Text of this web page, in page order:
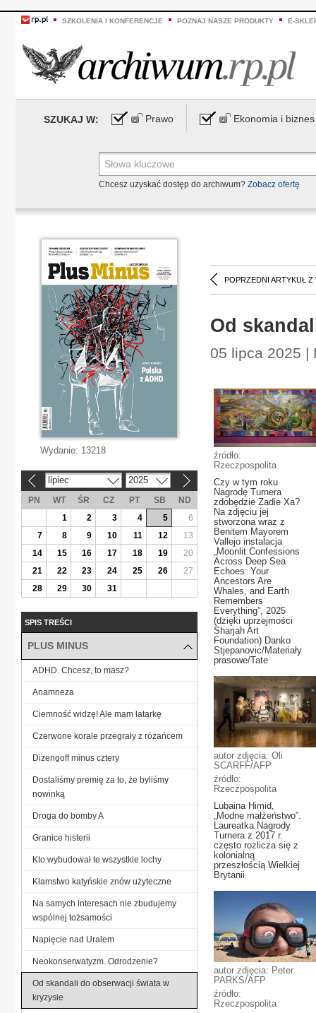
SZKOLENIA I KONFERENCJE POZNAJ NASZE PRODUKTY E-
SZUKAJ W: Prawo Ekonomia i biznes
Chcesz uzyskać dostęp do archiwum? Zobacz ofertę
POPRZEDNI ARTYKUŁ Z
Od
05 lipca 2025 |
źródło:
Rzeczpospolita
Czy w tym roku
Nagrodę Turnera
zdobędzie Zadie Xa?
Na zdjęciu jej
stworzona wraz z
Benitem Mayorem
Vallejo instalacja
„Moonlit Confessions
Across Deep Sea
Echoes: Your
Ancestors Are
Whales, and Earth
Remembers
Everything”, 2025
(dzięki uprzejmości
Sharjah Art
Foundation) Danko
Stjepanovic/Materiały
prasowe/Tate
autor zdjęcia: Oli
SCARFF/AFP
źródło:
Rzeczpospolita
Lubaina Himid,
„Modne małżeństwo”.
Laureatka Nagrody
Turnera z 2017 r.
często rozlicza się z
kolonialną
przeszłością Wielkiej
Brytanii
autor zdjęcia: Peter
PARKS/AFP
źródło:
Rzeczpospolita
Wydanie: 13218
lipiec 2025
PN WT ŚR CZ PT SB
ND
1
2 3 4 5
6
7
8 9 10 11 12
13
14
15 16 17 18 19
20
21
22 23 24 25 26
27
28
29 30 31
SPIS TREŚCI
PLUS MINUS
ADHD. Chcesz, to masz?
Anamneza
Ciemność widzę! Ale mam latarkę
Czerwone korale przegrały z różańcem
Dizengoff minus cztery
Dostaliśmy premię za to, że byliśmy
nowinką
Droga do bomby A
Granice histerii
Kto wybudował te wszystkie lochy
Kłamstwo katyńskie znów użyteczne
Na samych interesach nie zbudujemy
wspólnej tożsamości
Napięcie nad Uralem
Neokonserwatyzm. Odrodzenie?
Od skandali do obserwacji świata w
kryzysie